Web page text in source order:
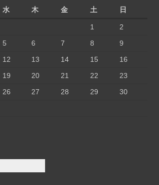
水 木 金 土 日
1
2
5 6 7 8
9
12 13 14 15
16
19 20 21 22
23
26 27 28 29
30